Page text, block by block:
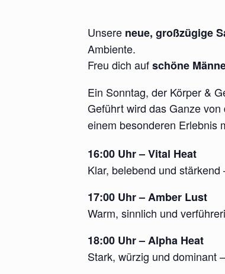
Unsere neue, großzügige
Ambiente.
Freu dich aufschöne
Ein Sonntag, der Körper &
Geführt wird das Ganze von
einem besonderen Erlebnis
16:00 Uhr – Vital Heat
Klar, belebend und
17:00 Uhr – Amber Lust
Warm, sinnlich und
18:00 Uhr – Alpha Heat
Stark, würzig und dominant